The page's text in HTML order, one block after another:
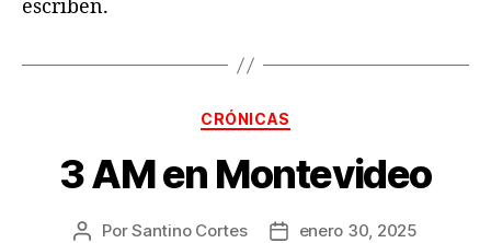
escriben.
Categorías
CRÓNICAS
3 AM en Montevideo
Autor
PorSantino Cortes
Fechaenero 30, 2025